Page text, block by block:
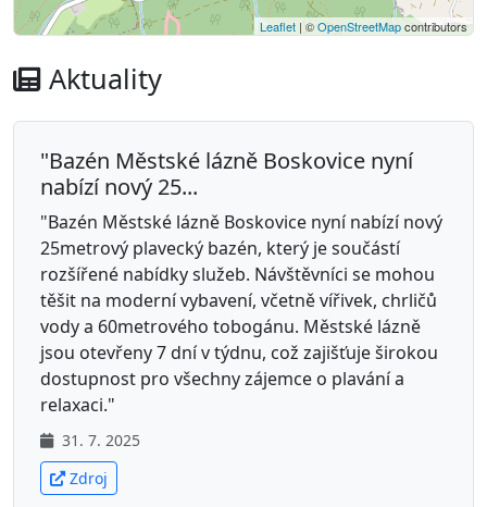
Leaflet | ©OpenStreetMapcontributors
Aktuality
"Bazén Městské lázně Boskovice nyní
nabízí nový 25...
"Bazén Městské lázně Boskovice nyní nabízí nový
25metrový plavecký bazén, který je součástí
rozšířené nabídky služeb. Návštěvníci se mohou
těšit na moderní vybavení, včetně vířivek, chrličů
vody a 60metrového tobogánu. Městské lázně
jsou otevřeny 7 dní v týdnu, což zajišťuje širokou
dostupnost pro všechny zájemce o plavání a
relaxaci."
31. 7. 2025
Zdroj